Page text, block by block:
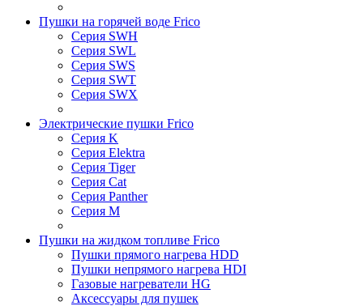
Пушки на горячей воде Frico
Серия SWH
Серия SWL
Серия SWS
Серия SWT
Серия SWX
Электрические пушки Frico
Серия K
Серия Elektra
Серия Tiger
Серия Cat
Серия Panther
Серия M
Пушки на жидком топливе Frico
Пушки прямого нагрева HDD
Пушки непрямого нагрева HDI
Газовые нагреватели HG
Аксессуары для пушек